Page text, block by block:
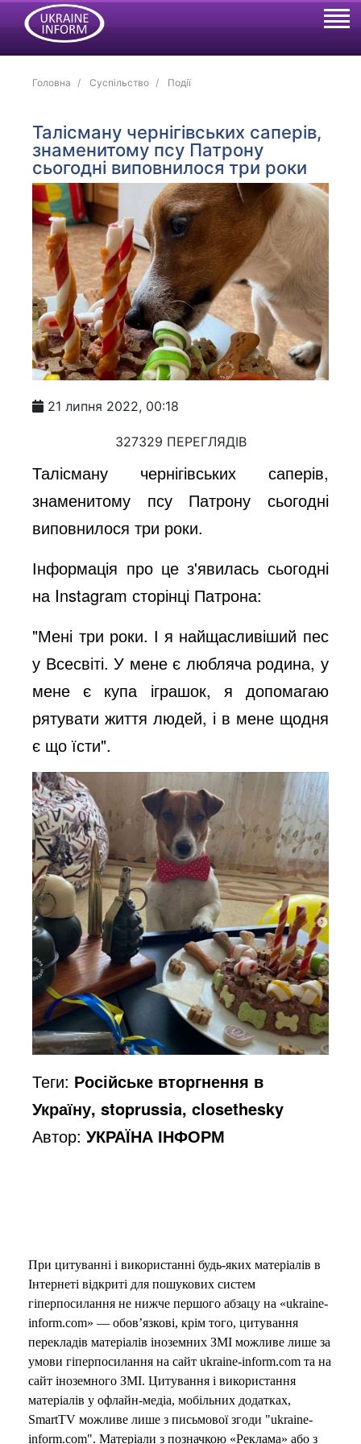
Головна Суспільство Події
Талісману чернігівських саперів,
знаменитому псу Патрону
сьогодні виповнилося три роки
21 липня 2022, 00:18
327329 ПЕРЕГЛЯДІВ
Талісману чернігівських саперів,
знаменитому псу Патрону сьогодні
виповнилося три роки.
Інформація про це з'явилась сьогодні
на Instagram сторінці Патрона:
"Мені три роки. І я найщасливіший пес
у Всесвіті. У мене є любляча родина, у
мене є купа іграшок, я допомагаю
рятувати життя людей, і в мене щодня
є що їсти".
Теги: Російське вторгнення в
Україну, stoprussia, closethesky
Автор:УКРАЇНА ІНФОРМ
При цитуванні і використанні будь-яких матеріалів в
Інтернеті відкриті для пошукових систем
гіперпосилання не нижче першого абзацу на «ukraine-
inform.com» — обов’язкові, крім того, цитування
перекладів матеріалів іноземних ЗМІ можливе лише за
умови гіперпосилання на сайт ukraine-inform.com та на
сайт іноземного ЗМІ. Цитування і використання
матеріалів у офлайн-медіа, мобільних додатках,
SmartTV можливе лише з письмової згоди "ukraine-
inform.com". Матеріали з позначкою «Реклама» або з